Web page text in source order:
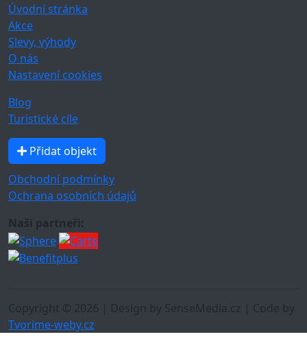
Úvodní stránka
Akce
Slevy, výhody
O nás
Nastavení cookies
Blog
Turistické cíle
Přidat objekt
Obchodní podmínky
Ochrana osobních údajů
Naši partneři:
Copyright © 2026 | Design by SenseMedia.cz | Code by
Tvorime-weby.cz